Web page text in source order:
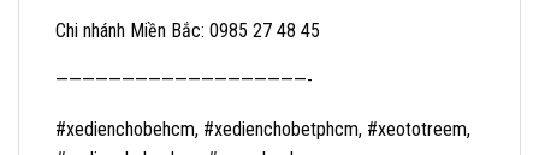
Chi nhánh Miền Bắc: 0985 27 48 45
———————————————————-
#xedienchobehcm, #xedienchobetphcm, #xeototreem,